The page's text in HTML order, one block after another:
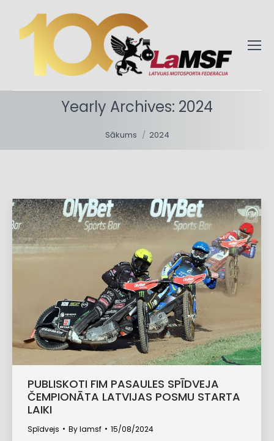
Yearly Archives: 2024
Sākums 2024
PUBLISKOTI FIM PASAULES SPĪDVEJA
ČEMPIONĀTA LATVIJAS POSMU STARTA
LAIKI
Spīdvejs Bylamsf 15/08/2024